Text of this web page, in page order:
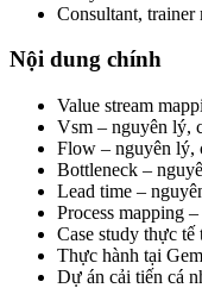
Consultant, trainer
Nội dung chính
Value stream
Vsm – nguyên lý,
Flow – nguyên lý,
Bottleneck –
Lead time –
Process mapping
Case study thực
Thực hành tại
Dự án cải tiến cá